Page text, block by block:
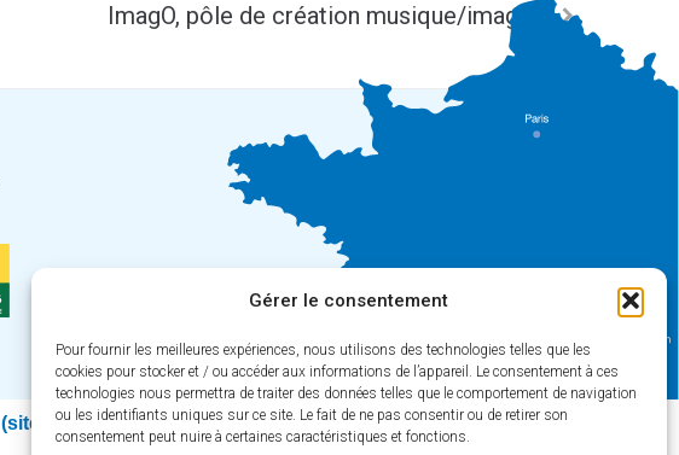
Gérer le consentement
Pour fournir les meilleures expériences, nous utilisons des technologies telles que les
cookies pour stocker et / ou accéder aux informations de l’appareil. Le consentement à ces
technologies nous permettra de traiter des données telles que le comportement de navigation
ou les identifiants uniques sur ce site. Le fait de ne pas consentir ou de retirer son
consentement peut nuire à certaines caractéristiques et fonctions.
ImagO, pôle de création musique/image
(sites internet de collectivités & GRC/GRU)